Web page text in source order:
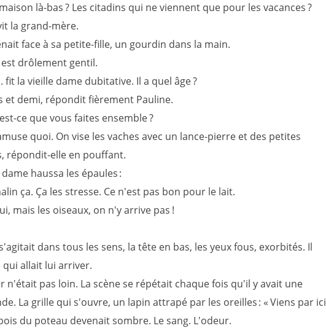
là-bas ? Les citadins qui ne viennent que pour les vacances ?
la grand-mère.
face à sa petite-fille, un gourdin dans la main.
drôlement gentil.
la vieille dame dubitative. Il a quel âge ?
et demi, répondit fièrement Pauline.
ce que vous faites ensemble ?
quoi. On vise les vaches avec un lance-pierre et des petites
répondit-elle en pouffant.
haussa les épaules :
ça. Ça les stresse. Ce n'est pas bon pour le lait.
mais les oiseaux, on n'y arrive pas !
dans tous les sens, la tête en bas, les yeux fous, exorbités. Il
qui allait lui arriver.
n'était pas loin. La scène se répétait chaque fois qu'il y avait une
La grille qui s'ouvre, un lapin attrapé par les oreilles : « Viens par ici
du poteau devenait sombre. Le sang. L'odeur.